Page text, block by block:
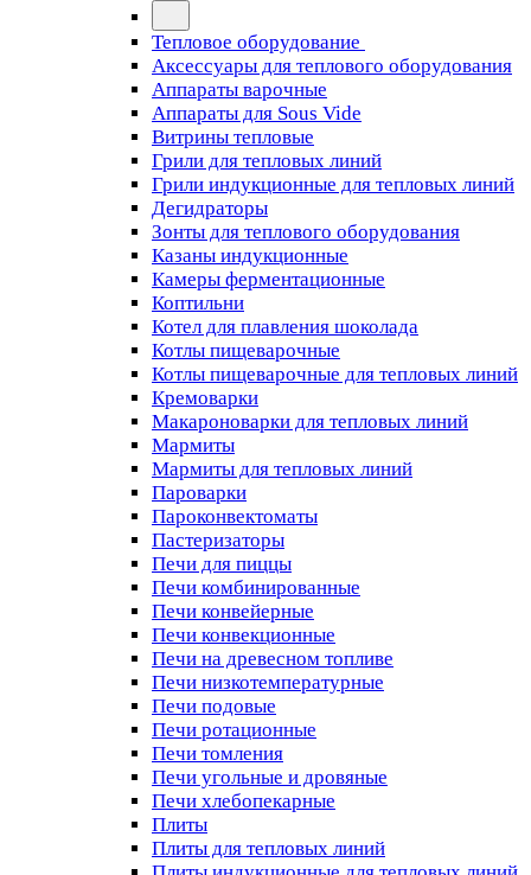
Тепловое оборудование
Аксессуары для теплового оборудования
Аппараты варочные
Аппараты для Sous Vide
Витрины тепловые
Грили для тепловых линий
Грили индукционные для тепловых линий
Дегидраторы
Зонты для теплового оборудования
Казаны индукционные
Камеры ферментационные
Коптильни
Котел для плавления шоколада
Котлы пищеварочные
Котлы пищеварочные для тепловых линий
Кремоварки
Макароноварки для тепловых линий
Мармиты
Мармиты для тепловых линий
Пароварки
Пароконвектоматы
Пастеризаторы
Печи для пиццы
Печи комбинированные
Печи конвейерные
Печи конвекционные
Печи на древесном топливе
Печи низкотемпературные
Печи подовые
Печи ротационные
Печи томления
Печи угольные и дровяные
Печи хлебопекарные
Плиты
Плиты для тепловых линий